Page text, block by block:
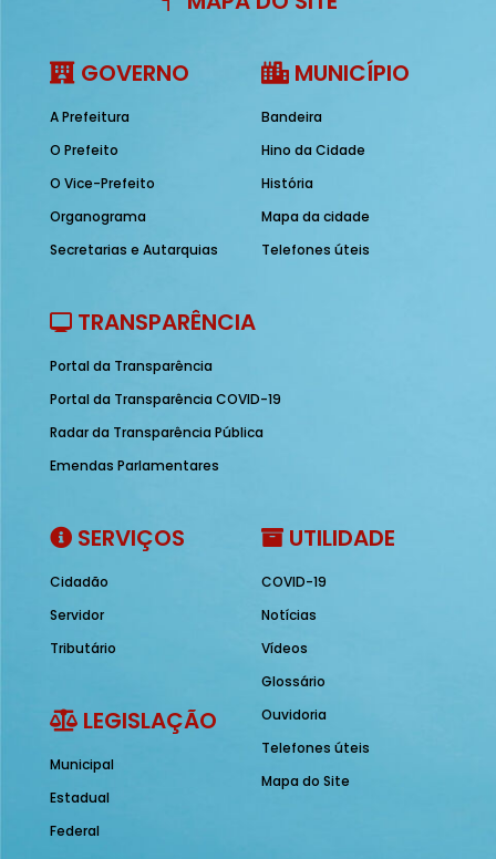
GOVERNO
A Prefeitura
O Prefeito
O Vice-Prefeito
Organograma
Secretarias e Autarquias
MUNICÍPIO
Bandeira
Hino da Cidade
História
Mapa da cidade
Telefones úteis
TRANSPARÊNCIA
Portal da Transparência
Portal da Transparência COVID-19
Radar da Transparência Pública
Emendas Parlamentares
SERVIÇOS
Cidadão
Servidor
Tributário
LEGISLAÇÃO
Municipal
Estadual
Federal
UTILIDADE
COVID-19
Notícias
Vídeos
Glossário
Ouvidoria
Telefones úteis
Mapa do Site